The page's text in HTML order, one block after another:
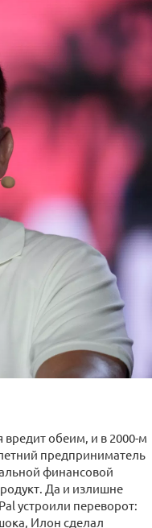
вредит обеим, и в 2000-м
предприниматель
финансовой
Да и излишне
устроили переворот:
Илон сделал